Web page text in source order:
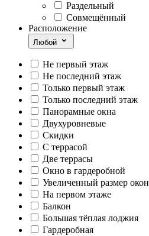
Раздельный
Совмещённый
Расположение
Любой
Не первый этаж
Не последний этаж
Только первый этаж
Только последний этаж
Панорамные окна
Двухуровневые
Скидки
С террасой
Две террасы
Окно в гардеробной
Увеличенный размер окон
На первом этаже
Балкон
Большая тёплая лоджия
Гардеробная